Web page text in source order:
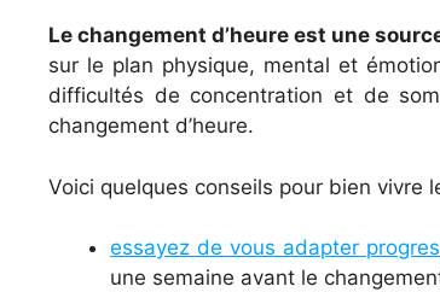
Le changement d’heure est une
sur le plan physique, mental et
difficultés de concentration et de
changement d’heure.
Voici quelques conseils pour bien vivre
essayez de vous adapter
une semaine avant le